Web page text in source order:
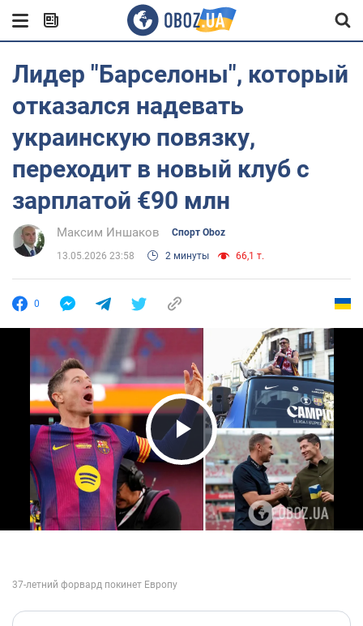
Лидер "Барселоны", который
отказался надевать
украинскую повязку,
переходит в новый клуб с
зарплатой €90 млн
Максим Иншаков Спорт Oboz
13.05.2026 23:58 2 минуты 66,1 т.
0
Play Video